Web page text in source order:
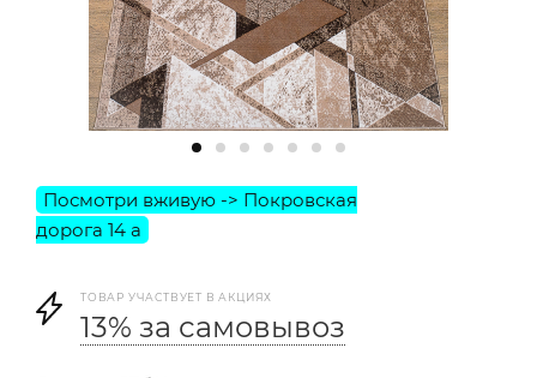
ТОВАР УЧАСТВУЕТ В АКЦИЯХ
13% за самовывоз